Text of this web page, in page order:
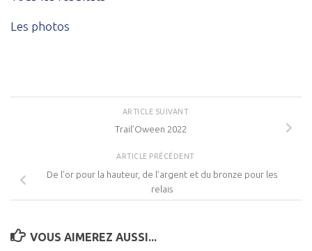
Les photos
ARTICLE SUIVANT
Trail’Oween 2022
ARTICLE PRÉCÉDENT
De l’or pour la hauteur, de l’argent et du bronze pour les
relais
VOUS AIMEREZ AUSSI...